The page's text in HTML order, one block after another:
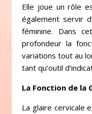
Elle joue un rôle
également servir
féminine. Dans
profondeur la
variations tout au
tant qu’outil
La Fonction de la
La glaire cervicale